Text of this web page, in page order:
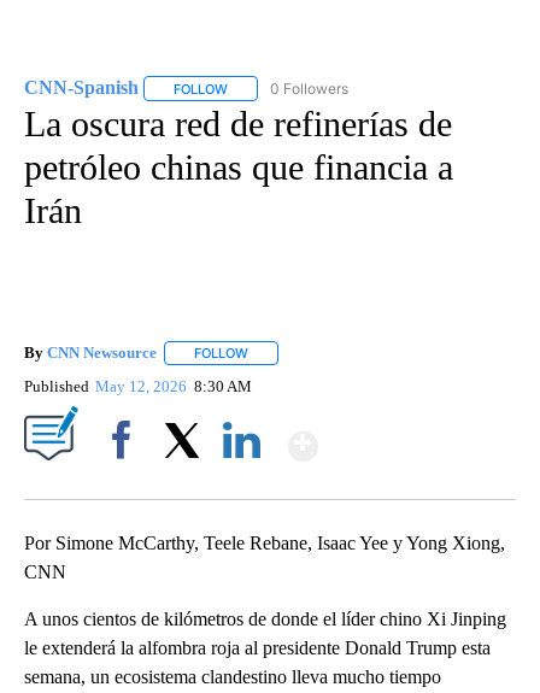
CNN-Spanish FOLLOW FOLLOW "CNN-SPANISH" TO RECEIVE
0 Followers
La oscura red de refinerías de
petróleo chinas que financia a
Irán
By CNN Newsource FOLLOW
Published May 12, 2026 8:30 AM
Por Simone McCarthy, Teele Rebane, Isaac Yee y Yong Xiong,
CNN
A unos cientos de kilómetros de donde el líder chino Xi Jinping
le extenderá la alfombra roja al presidente Donald Trump esta
semana, un ecosistema clandestino lleva mucho tiempo